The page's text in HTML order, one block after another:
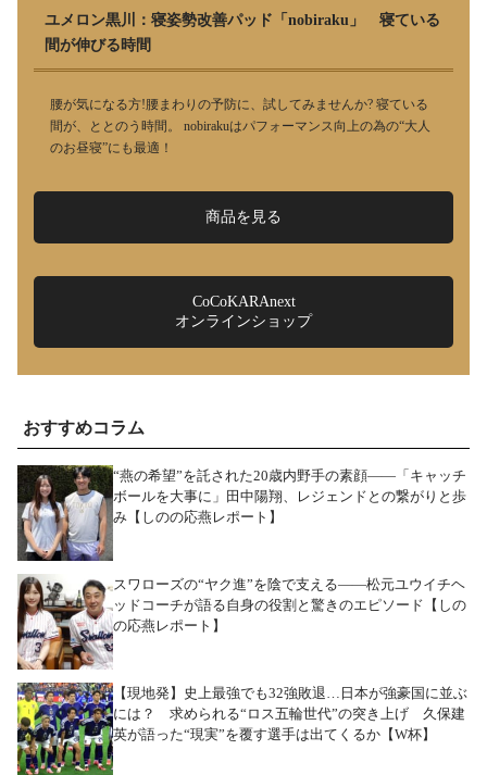
ユメロン黒川：寝姿勢改善パッド「nobiraku」 寝ている
間が伸びる時間
腰が気になる方!腰まわりの予防に、試してみませんか? 寝ている
間が、ととのう時間。 nobirakuはパフォーマンス向上の為の“大人
のお昼寝”にも最適！
商品を見る
CoCoKARAnext
オンラインショップ
おすすめコラム
“燕の希望”を託された20歳内野手の素顔――「キャッチ
ボールを大事に」田中陽翔、レジェンドとの繋がりと歩
み【しのの応燕レポート】
スワローズの“ヤク進”を陰で支える――松元ユウイチヘ
ッドコーチが語る自身の役割と驚きのエピソード【しの
の応燕レポート】
【現地発】史上最強でも32強敗退…日本が強豪国に並ぶ
には？ 求められる“ロス五輪世代”の突き上げ 久保建
英が語った“現実”を覆す選手は出てくるか【W杯】